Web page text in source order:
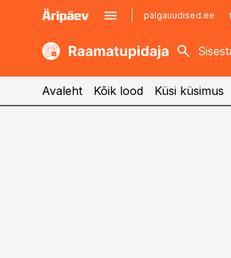
palgauudised.ee
kaubandus.ee
kinnisvarauudised.ee
Avaleht Kõik lood Küsi küsimus